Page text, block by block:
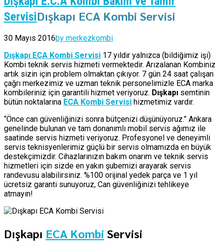
ServisiDışkapı ECA Kombi Servisi
30 Mayıs 2016by merkezkombi
Dışkapı ECA Kombi Servisi 17 yıldır yalnızca (bildiğimiz işi)
Kombi teknik servis hizmeti vermektedir. Arızalanan Kombiniz
artık sizin için problem olmaktan çıkıyor. 7 gün 24 saat çalışan
çağrı merkezimiz ve uzman teknik personelimizle ECA marka
kombileriniz için garantili hizmet veriyoruz. Dışkapı semtinin
bütün noktalarına ECA Kombi Servisi hizmetimiz vardır.
“Önce can güvenliğinizi sonra bütçenizi düşünüyoruz.” Ankara
genelinde bulunan ve tam donanımlı mobil servis ağımız ile
saatinde servis hizmeti veriyoruz. Profesyonel ve deneyimli
servis teknisyenlerimiz güçlü bir servis olmamızda en büyük
destekçimizdir. Cihazlarınızın bakım onarım ve teknik servis
hizmetleri için sizde en yakın şubemizi arayarak servis
randevusu alabilirsiniz. %100 orijinal yedek parça ve 1 yıl
ücretsiz garanti sunuyoruz, Can güvenliğinizi tehlikeye
atmayın!
Dışkapı ECA Kombi Servisi